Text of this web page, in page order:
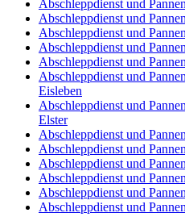
Abschleppdienst und
Abschleppdienst und
Abschleppdienst und
Abschleppdienst und
Abschleppdienst und
Abschleppdienst und
Eisleben
Abschleppdienst und
Elster
Abschleppdienst und
Abschleppdienst und
Abschleppdienst und
Abschleppdienst und
Abschleppdienst und
Abschleppdienst und